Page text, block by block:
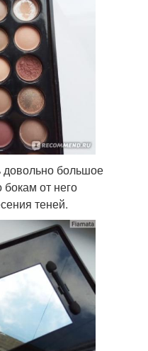
довольно большое
бокам от него
теней.